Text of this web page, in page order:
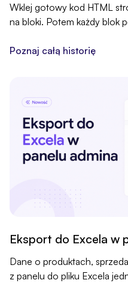
Wklej gotowy kod HTML
na bloki. Potem każdy blok
Poznaj całą historię
Eksport do Excela w
Dane o produktach,
z panelu do pliku Excela